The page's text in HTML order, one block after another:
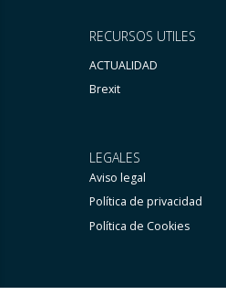
RECURSOS UTILES
ACTUALIDAD
Brexit
LEGALES
Aviso legal
Política de privacidad
Política de Cookies